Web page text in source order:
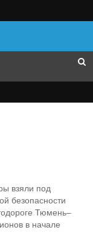
взяли под
безопасности
Тюмень–
в начале